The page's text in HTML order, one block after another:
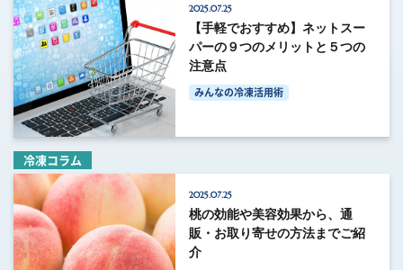
2025.07.25
【手軽でおすすめ】ネットスー
パーの９つのメリットと５つの
注意点
みんなの冷凍活用術
冷凍コラム
2025.07.25
桃の効能や美容効果から、通
販・お取り寄せの方法までご紹
介